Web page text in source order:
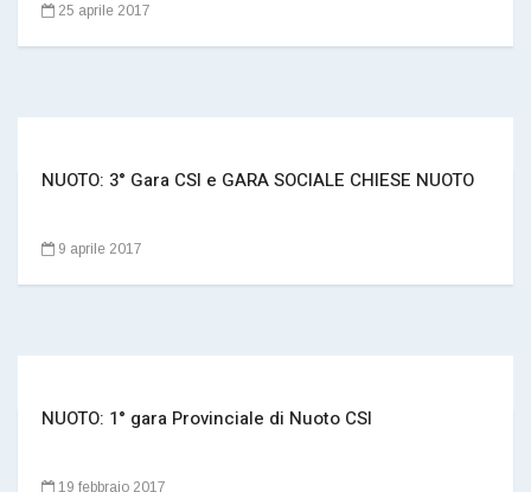
25 aprile 2017
NUOTO: 3° Gara CSI e GARA SOCIALE CHIESE NUOTO
9 aprile 2017
NUOTO: 1° gara Provinciale di Nuoto CSI
19 febbraio 2017